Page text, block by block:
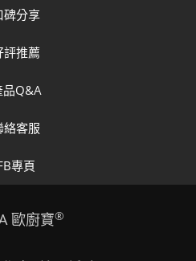
碑分享
評推薦
品Q&A
絡客服
專頁
歐廚寶®